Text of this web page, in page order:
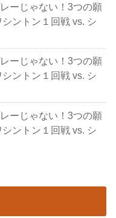
ーじゃない！3つの願
ントン１回戦 vs. シ
ーじゃない！3つの願
ントン１回戦 vs. シ
ーじゃない！3つの願
ントン１回戦 vs. シ